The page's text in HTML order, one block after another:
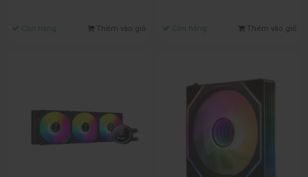
Còn hàng Thêm vào giỏ Còn hàng Thêm vào giỏ